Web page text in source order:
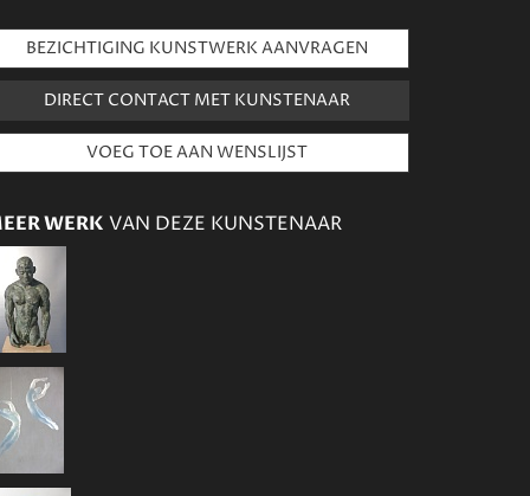
BEZICHTIGING KUNSTWERK AANVRAGEN
DIRECT CONTACT MET KUNSTENAAR
WERK VAN DEZE KUNSTENAAR